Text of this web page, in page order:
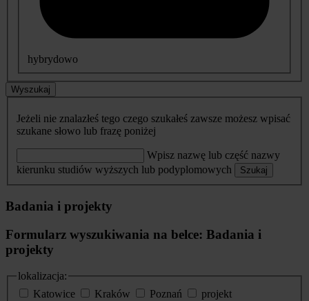
hybrydowo
Wyszukaj
Jeżeli nie znalazłeś tego czego szukałeś zawsze możesz wpisać
szukane słowo lub frazę poniżej
Wpisz nazwę lub część nazwy
kierunku studiów wyższych lub podyplomowych
Szukaj
Badania i projekty
Formularz wyszukiwania na belce: Badania i
projekty
lokalizacja:
Katowice
Kraków Poznań
projekt